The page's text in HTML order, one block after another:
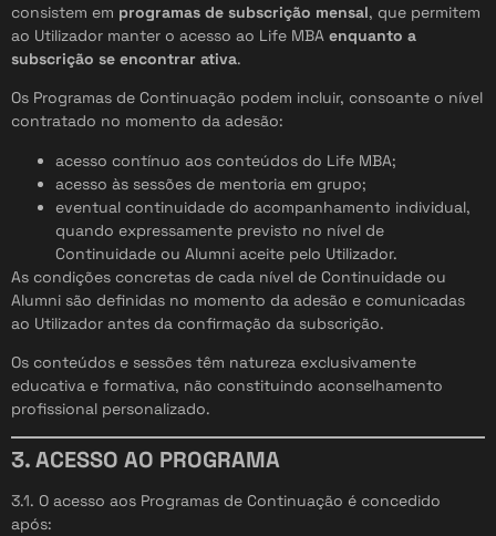
consistem em programas de subscrição mensal, que permitem
ao Utilizador manter o acesso ao Life MBA enquanto a
subscrição se encontrar ativa.
Os Programas de Continuação podem incluir, consoante o nível
contratado no momento da adesão:
acesso contínuo aos conteúdos do Life MBA;
acesso às sessões de mentoria em grupo;
eventual continuidade do acompanhamento individual,
quando expressamente previsto no nível de
Continuidade ou Alumni aceite pelo Utilizador.
As condições concretas de cada nível de Continuidade ou
Alumni são definidas no momento da adesão e comunicadas
ao Utilizador antes da confirmação da subscrição.
Os conteúdos e sessões têm natureza exclusivamente
educativa e formativa, não constituindo aconselhamento
profissional personalizado.
3. ACESSO AO PROGRAMA
3.1. O acesso aos Programas de Continuação é concedido
após: